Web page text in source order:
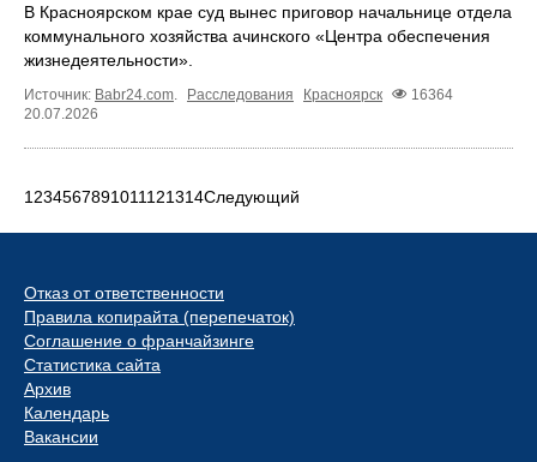
В Красноярском крае суд вынес приговор начальнице отдела
коммунального хозяйства ачинского «Центра обеспечения
жизнедеятельности».
Источник: Babr24.com. Расследования Красноярск
16364
20.07.2026
1 234567891011121314Следующий
Отказ от ответственности
Правила копирайта (перепечаток)
Соглашение о франчайзинге
Статистика сайта
Архив
Календарь
Вакансии